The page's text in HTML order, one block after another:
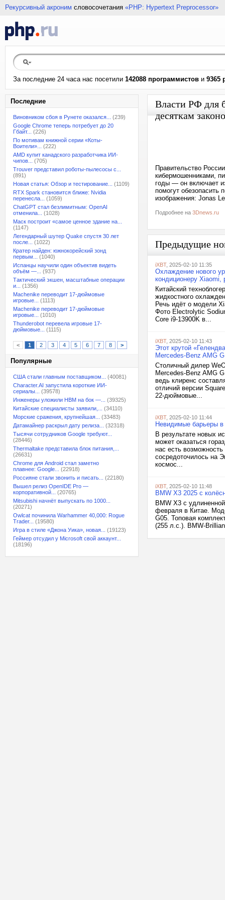
Рекурсивный акроним словосочетания «PHP: Hypertext Preprocessor»
За последние 24 часа нас посетили 142088 программистов и 9365
Последние
Виновником сбоя в Рунете оказался...
(239)
Google Chrome теперь потребует до 20
Гбайт...
(226)
По мотивам книжной серии «Коты-
Воители»...
(222)
AMD купит канадского разработчика ИИ-
чипов...
(705)
Trouver представил роботы-пылесосы с...
(891)
Новая статья: Обзор и тестирование...
(1109)
RTX Spark становится ближе: Nvidia
перенесла...
(1059)
ChatGPT стал безлимитным: OpenAI
отменила...
(1028)
Маск построит «самое ценное здание на...
(1147)
Легендарный шутер Quake спустя 30 лет
после...
(1022)
Кратер найден: южнокорейский зонд
первым...
(1040)
Испанцы научили один объектив видеть
объём —...
(937)
Тактический экшен, масштабные операции
и...
(1356)
Machenike переводит 17-дюймовые
игровые...
(1113)
Machenike переводит 17-дюймовые
игровые...
(1010)
Thunderobot перевела игровые 17-
дюймовые...
(1115)
< 1 2 3 4 5 6 7 8 >
Популярные
США стали главным поставщиком...
(40081)
Character.AI запустила короткие ИИ-
сериалы...
(39578)
Инженеры уложили HBM на бок —...
(39325)
Китайские специалисты заявили,...
(34110)
Морские сражения, крупнейшая...
(33483)
Датамайнер раскрыл дату релиза...
(32318)
Тысячи сотрудников Google требуют...
(28446)
Thermaltake представила блок питания,...
(26631)
Chrome для Android стал заметно
плавнее: Google...
(22918)
Россияне стали звонить и писать...
(22180)
Вышел релиз OpenIDE Pro —
корпоративной...
(20765)
Mitsubishi начнёт выпускать по 1000...
(20271)
Owlcat починила Warhammer 40,000: Rogue
Trader...
(19580)
Игра в стиле «Джона Уика», новая...
(19123)
Геймер отсудил у Microsoft свой аккаунт...
(18196)
Власти РФ для
десяткам
Правительство
кибермошенниками,
годы — он включает
помогут обезопасить
изображения: Jonas
Подробнее на 3Dnews.ru
Предыдущие
iXBT, 2025-02-10 11:35
Охлаждение нового
кондиционеру
Китайский
жидкостного
Речь идёт о модели
Фото Electrolytic
Core i9-13900K в...
iXBT, 2025-02-10 11:43
Этот крутой
Mercedes-Benz AMG
Столичный дилер
Mercedes-Benz AMG
ведь клиренс
отличий версии
22-дюймовые...
iXBT, 2025-02-10 11:44
Невидимые барьеры в
В результате новых
может оказаться
нас есть
сосредоточилось на
космос...
iXBT, 2025-02-10 11:48
BMW X3 2025 с
BMW X3 с
февраля в Китае.
G05. Топовая
(255 л.с.). BMW-